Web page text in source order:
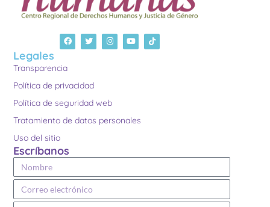
Legales
Transparencia
Política de privacidad
Política de seguridad web
Tratamiento de datos personales
Uso del sitio
Escríbanos